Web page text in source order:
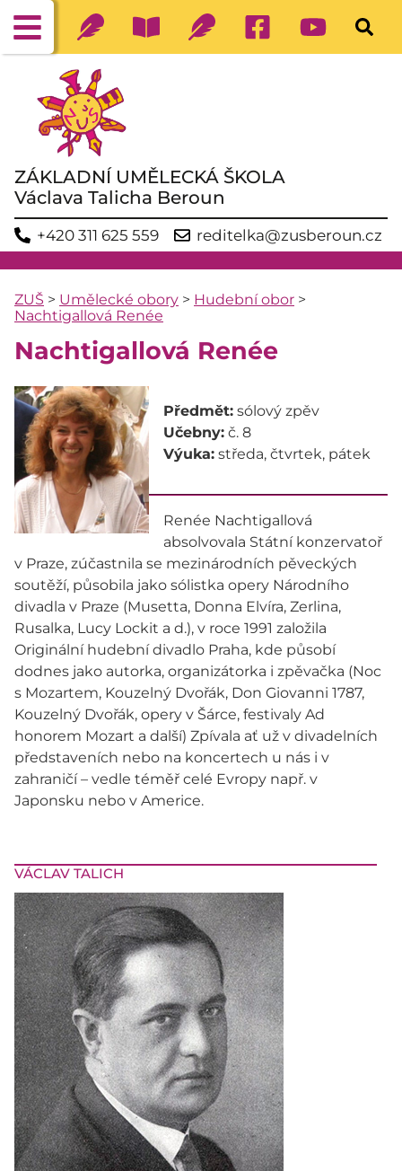
ZÁKLADNÍ UMĚLECKÁ ŠKOLA
Václava Talicha Beroun
+420 311 625 559 reditelka@zusberoun.cz
VÁCLAV TALICH
ZUŠ > Umělecké obory > Hudební obor >
Nachtigallová Renée
Nachtigallová Renée
Předmět: sólový zpěv
Učebny: č. 8
Výuka: středa, čtvrtek, pátek
Renée Nachtigallová
absolvovala Státní konzervatoř
v Praze, zúčastnila se mezinárodních pěveckých
soutěží, působila jako sólistka opery Národního
divadla v Praze (Musetta, Donna Elvíra, Zerlina,
Rusalka, Lucy Lockit a d.), v roce 1991 založila
Originální hudební divadlo Praha, kde působí
dodnes jako autorka, organizátorka i zpěvačka (Noc
s Mozartem, Kouzelný Dvořák, Don Giovanni 1787,
Kouzelný Dvořák, opery v Šárce, festivaly Ad
honorem Mozart a další) Zpívala ať už v divadelních
představeních nebo na koncertech u nás i v
zahraničí – vedle téměř celé Evropy např. v
Japonsku nebo v Americe.